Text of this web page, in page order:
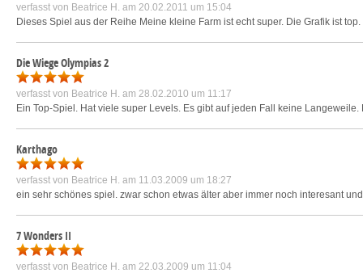
verfasst von Beatrice H. am 20.02.2011 um 15:04
Dieses Spiel aus der Reihe Meine kleine Farm ist echt super. Die Grafik ist
Die Wiege Olympias 2
verfasst von Beatrice H. am 28.02.2010 um 11:17
Ein Top-Spiel. Hat viele super Levels. Es gibt auf jeden Fall keine
Karthago
verfasst von Beatrice H. am 11.03.2009 um 18:27
ein sehr schönes spiel. zwar schon etwas älter aber immer noch interesant
7 Wonders II
verfasst von Beatrice H. am 22.03.2009 um 11:04